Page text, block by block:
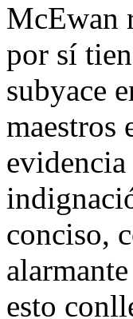
McEwan
por sí
subyace
maestros
conciso,
esto